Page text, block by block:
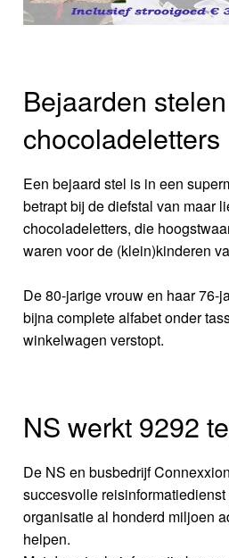
Bejaarden stelen
chocoladeletters
Een bejaard stel is in een
betrapt bij de diefstal van maar
chocoladeletters, die
waren voor de (klein)kinderen
De 80-jarige vrouw en haar 76-
bijna complete alfabet onder
winkelwagen verstopt.
NS werkt 9292
De NS en busbedrijf
succesvolle
organisatie al honderd miljoen
helpen.